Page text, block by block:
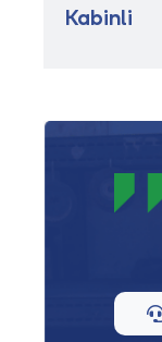
Kabinli